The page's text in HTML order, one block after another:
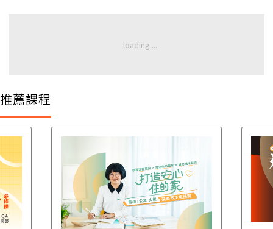
推薦課程